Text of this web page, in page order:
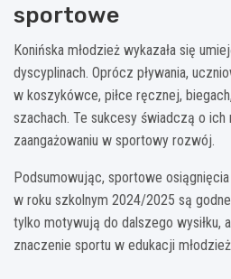
sportowe
Konińska młodzież wykazała się
dyscyplinach. Oprócz pływania,
w koszykówce, piłce ręcznej,
szachach. Te sukcesy świadczą o ich
zaangażowaniu w sportowy rozwój.
Podsumowując, sportowe
w roku szkolnym 2024/2025 są
tylko motywują do dalszego wysiłku,
znaczenie sportu w edukacji